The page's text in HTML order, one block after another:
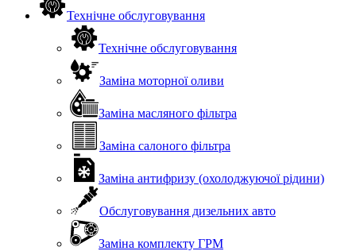
Технічне обслуговування
Технічне обслуговування
Заміна моторної оливи
Заміна масляного фільтра
Заміна салоного фільтра
Заміна антифризу (охолоджуючої рідини)
Обслуговування дизельних авто
Заміна комплекту ГРМ